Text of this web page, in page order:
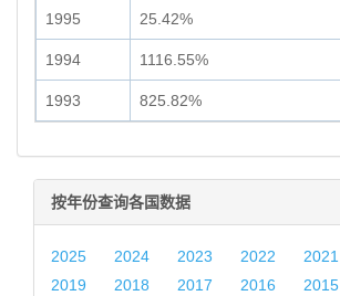
1995 25.42%
1994 1116.55%
1993 825.82%
按年份查询各国数据
2025 2024 2023 2022 2021
2019
2018 2017 2016 2015